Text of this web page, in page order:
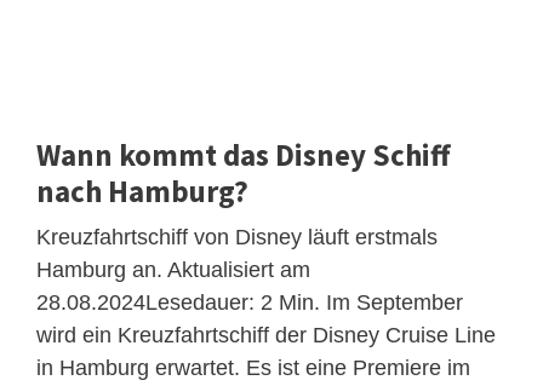
Wann kommt das Disney Schiff
nach Hamburg?
Kreuzfahrtschiff von Disney läuft erstmals
Hamburg an. Aktualisiert am
28.08.2024Lesedauer: 2 Min. Im September
wird ein Kreuzfahrtschiff der Disney Cruise Line
in Hamburg erwartet. Es ist eine Premiere im